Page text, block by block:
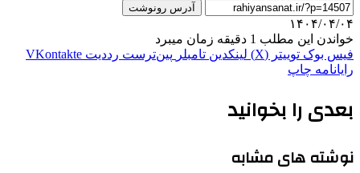
آدرس رونوشت
۱۴۰۴/۰۴/۰۴
خواندن این مطلب 1 دقیقه زمان میبرد
فیس بوک توییتر (X) لینکدین ‫تامبلر ‫پین‌ترست ‫رددیت ‫VKontakte
رایانامه چاپ
بعدی را بخوانید
نوشته های مشابه